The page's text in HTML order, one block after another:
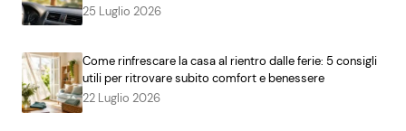
25 Luglio 2026
Come rinfrescare la casa al rientro dalle ferie: 5 consigli
utili per ritrovare subito comfort e benessere
22 Luglio 2026